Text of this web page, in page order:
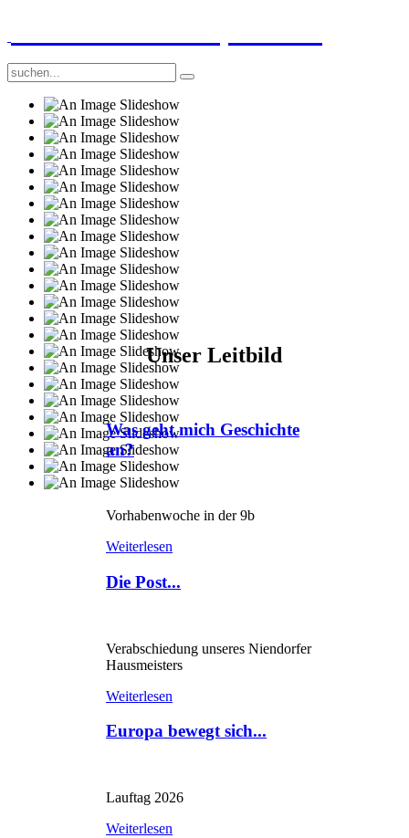
Unser Leitbild
Was geht mich Geschichte
an?
Vorhabenwoche in der 9b
Weiterlesen
Die Post...
Verabschiedung unseres Niendorfer
Hausmeisters
Weiterlesen
Europa bewegt sich...
Lauftag 2026
Weiterlesen